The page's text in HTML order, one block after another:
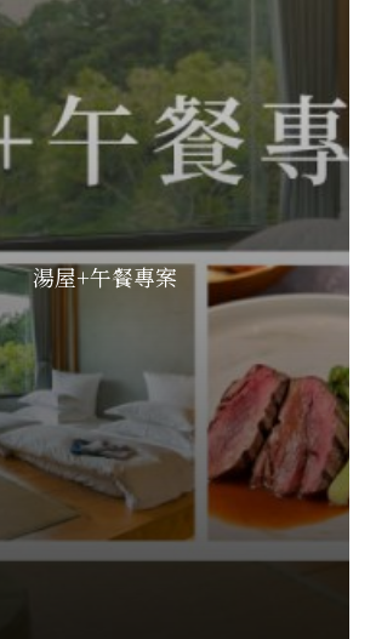
湯屋+午餐專案